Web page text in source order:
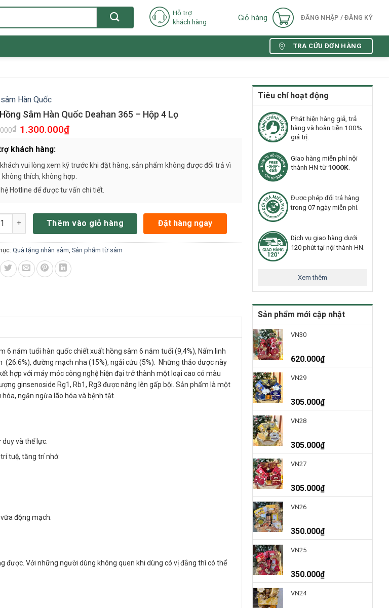
Hỗ trợ
khách hàng
Giỏ hàng ĐĂNG NHẬP / ĐĂNG KÝ
TRA CỨU ĐƠN HÀNG
Tiêu chí hoạt động
Phát hiện hàng giả, trả
hàng và hoàn tiền 100%
giá trị.
Giao hàng miễn phí nội
thành HN từ1000K
Được phép đổi trả hàng
trong 07 ngày miễn phí.
Dịch vụ giao hàng dưới
120 phút tại nội thành HN.
Xem thêm
Sản phẩm mới cập nhật
VN30
620.000₫
VN29
305.000₫
VN28
305.000₫
VN27
305.000₫
VN26
350.000₫
VN25
350.000₫
VN24
Hàn Quốc
Sâm Hàn Quốc Deahan 365 – Hộp 4 Lọ
₫ 1.300.000₫
khách hàng:
vui lòng xem kỹ trước khi đặt hàng, sản phẩm không được đổi trả vì
không thích, không hợp.
hệ Hotline để được tư vấn chi tiết.
Sâm Hàn Quốc Deahan 365 – Hộp 4 Lọ số lượng
Thêm vào giỏ hàng Đặt hàng ngay
Quà tặng nhân sâm Sản phẩm từ sâm
6 năm tuổi hàn quốc chiết xuất hồng sâm 6 năm tuổi (9,4%), Nấm linh
đường mạch nha (15%), ngải cứu (5%). Những thảo dược này
hợp với máy móc công nghệ hiện đại trở thành một loại cao có màu
ginsenoside Rg1, Rb1, Rg3 được nâng lên gấp bội. Sản phẩm là một
ngăn ngừa lão hóa và bệnh tật.
và thể lực.
tuệ, tăng trí nhớ.
động mạch.
được. Với những người dùng không quen khi dùng có vị đắng thì có thể